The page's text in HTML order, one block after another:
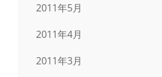
2011年5月
2011年4月
2011年3月